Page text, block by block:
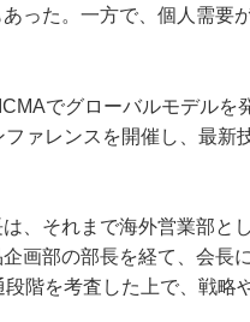
った。一方で、個人需要
でグローバルモデルを
ァレンスを開催し、最新
、それまで海外営業部
画部の部長を経て、会長
階を考査した上で、戦略